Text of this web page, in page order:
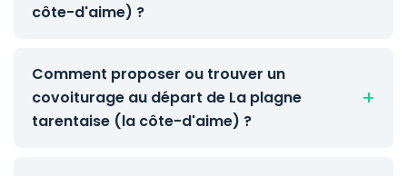
côte-d'aime) ?
Comment proposer ou trouver un
covoiturage au départ de La plagne
tarentaise (la côte-d'aime) ?